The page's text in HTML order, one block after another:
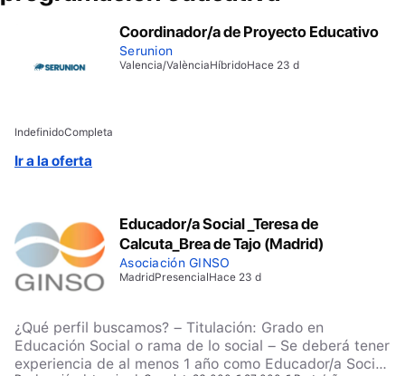
Coordinador/a de Proyecto Educativo
Serunion
Valencia/ValènciaHíbridoHace 23 d
IndefinidoCompleta
Ir a la oferta
Educador/a Social _Teresa de
Calcuta_Brea de Tajo (Madrid)
Asociación GINSO
MadridPresencialHace 23 d
¿Qué perfil buscamos? – Titulación: Grado en
Educación Social o rama de lo social – Se deberá tener
experiencia de al menos 1 año como Educador/a Social